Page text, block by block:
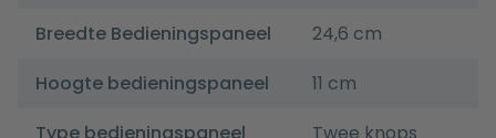
Breedte Bedieningspaneel
24,6 cm
Hoogte bedieningspaneel
11 cm
Type bedieningspaneel
Twee knops